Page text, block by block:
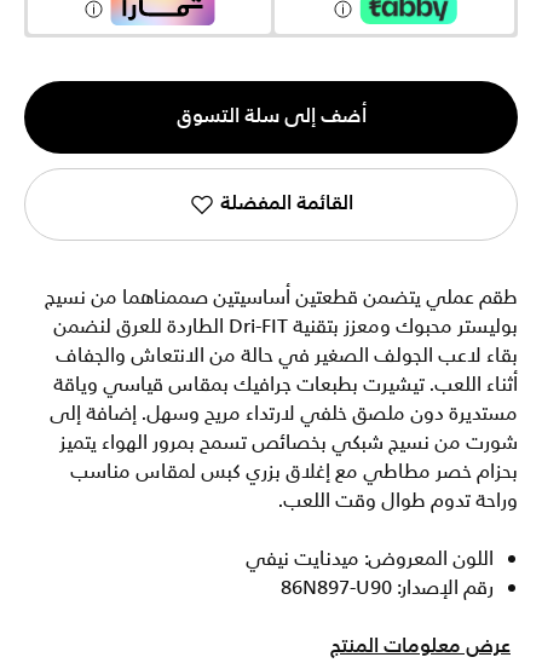
الكمية
1
أضف إلى سلة التسوق
القائمة المفضلة
طقم عملي يتضمن قطعتين أساسيتين صممناهما من نسيج
بوليستر محبوك ومعزز بتقنية Dri-FIT الطاردة للعرق لنضمن
بقاء لاعب الجولف الصغير في حالة من الانتعاش والجفاف
أثناء اللعب. تيشيرت بطبعات جرافيك بمقاس قياسي وياقة
مستديرة دون ملصق خلفي لارتداء مريح وسهل. إضافة إلى
شورت من نسيج شبكي بخصائص تسمح بمرور الهواء يتميز
بحزام خصر مطاطي مع إغلاق بزري كبس لمقاس مناسب
وراحة تدوم طوال وقت اللعب.
اللون المعروض: ميدنايت نيفي
رقم الإصدار: 86N897-U90
عرض معلومات المنتج